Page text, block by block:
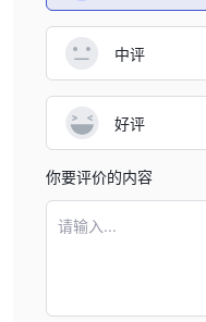
点差和佣金
交易偏好选择最合适的选项
极具竞争力的点差，低
接的市场准入。这些账户
外费用的交易者具有吸引力
另一方面，标准账户
更适合寻求标准交易条件
佣金为 6 美元
估不同账户类型的交易成本
中评
好评
你要评价的内容
请输入...